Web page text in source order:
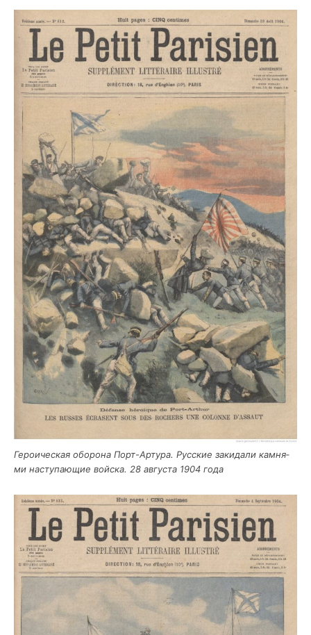
Геро­и­че­ская обо­ро­на Порт-Арту­ра. Рус­ские заки­да­ли кам­ня­
ми насту­па­ю­щие вой­ска. 28 авгу­ста 1904 года